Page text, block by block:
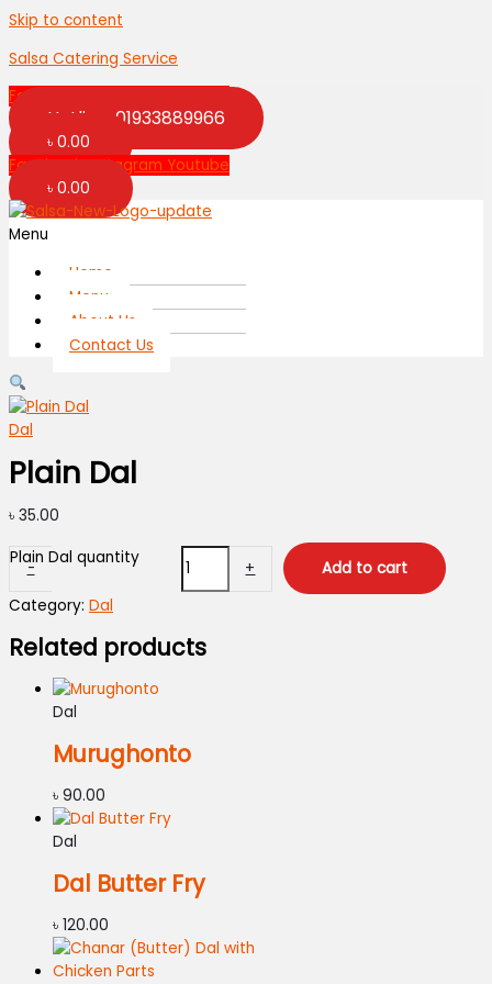
Skip to content
Salsa Catering Service
Facebook
Hotline: 01933889966
৳ 0.00
Facebook Instagram Youtube
৳ 0.00
Menu
Home
Menu
About Us
Contact Us
Dal
Plain Dal
৳ 35.00
-
Plain Dal quantity
+
Add to cart
Category: Dal
Related products
Dal
Murughonto
৳ 90.00
Dal
Dal Butter Fry
৳ 120.00